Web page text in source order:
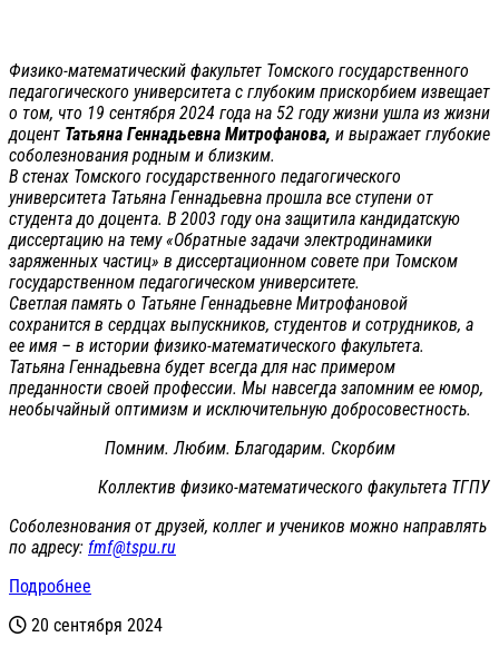
Физико-математический факультет Томского государственного
педагогического университета с глубоким прискорбием извещает
о том, что 19 сентября 2024 года на 52 году жизни ушла из жизни
доцент Татьяна Геннадьевна Митрофанова, и выражает глубокие
соболезнования родным и близким.
В стенах Томского государственного педагогического
университета Татьяна Геннадьевна прошла все ступени от
студента до доцента. В 2003 году она защитила кандидатскую
диссертацию на тему «Обратные задачи электродинамики
заряженных частиц» в диссертационном совете при Томском
государственном педагогическом университете.
Светлая память о Татьяне Геннадьевне Митрофановой
сохранится в сердцах выпускников, студентов и сотрудников, а
ее имя – в истории физико-математического факультета.
Татьяна Геннадьевна будет всегда для нас примером
преданности своей профессии. Мы навсегда запомним ее юмор,
необычайный оптимизм и исключительную добросовестность.
Помним. Любим. Благодарим. Скорбим
Коллектив физико-математического факультета ТГПУ
Соболезнования от друзей, коллег и учеников можно направлять
по адресу: fmf@tspu.ru
Подробнее
20 сентября 2024